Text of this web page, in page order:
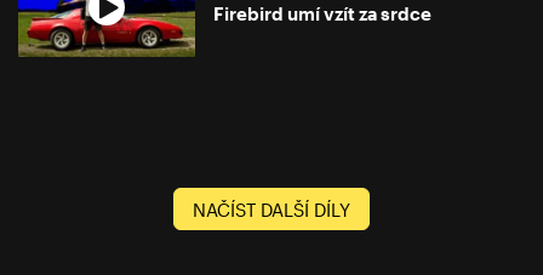
Firebird umí vzít za srdce
NAČÍST DALŠÍ DÍLY